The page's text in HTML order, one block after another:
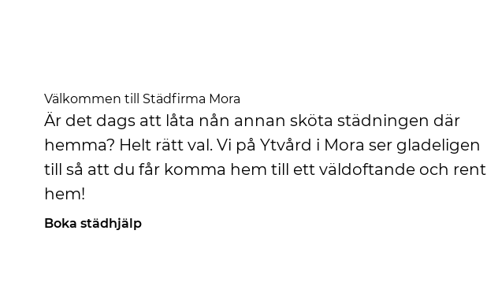
Välkommen till Städfirma Mora
Är det dags att låta nån annan sköta städningen där
hemma? Helt rätt val. Vi på Ytvård i Mora ser gladeligen
till så att du får komma hem till ett väldoftande och rent
hem!
Boka städhjälp